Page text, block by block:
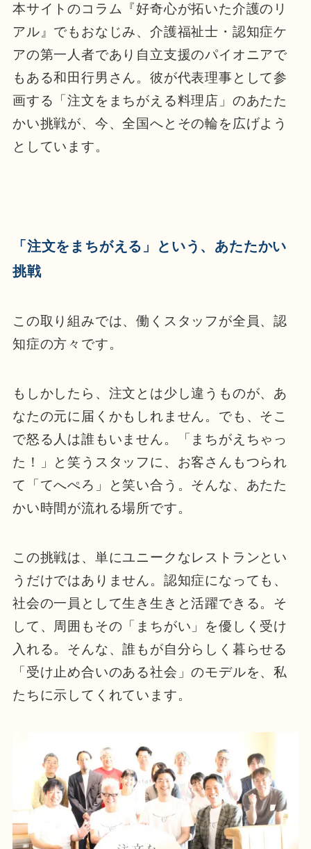
本サイトのコラム『好奇心が拓いた介護のリ
アル』でもおなじみ、介護福祉士・認知症ケ
アの第一人者であり自立支援のパイオニアで
もある和田行男さん。彼が代表理事として参
画する「注文をまちがえる料理店」のあたた
かい挑戦が、今、全国へとその輪を広げよう
としています。
「注文をまちがえる」という、あたたかい
挑戦
この取り組みでは、働くスタッフが全員、認
知症の方々です。
もしかしたら、注文とは少し違うものが、あ
なたの元に届くかもしれません。でも、そこ
で怒る人は誰もいません。「まちがえちゃっ
た！」と笑うスタッフに、お客さんもつられ
て「てへぺろ」と笑い合う。そんな、あたた
かい時間が流れる場所です。
この挑戦は、単にユニークなレストランとい
うだけではありません。認知症になっても、
社会の一員として生き生きと活躍できる。そ
して、周囲もその「まちがい」を優しく受け
入れる。そんな、誰もが自分らしく暮らせる
「受け止め合いのある社会」のモデルを、私
たちに示してくれています。